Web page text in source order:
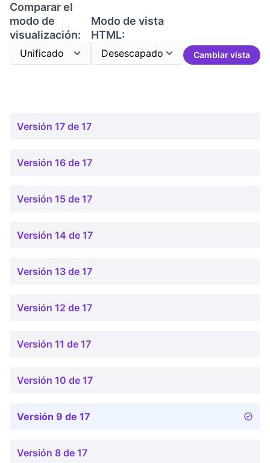
Comparar el
modo de
visualización:
Modo de vista
HTML:
Cambiar vista
Versión 17 de 17
Versión 16 de 17
Versión 15 de 17
Versión 14 de 17
Versión 13 de 17
Versión 12 de 17
Versión 11 de 17
Versión 10 de 17
Versión 9 de 17
Versión 8 de 17